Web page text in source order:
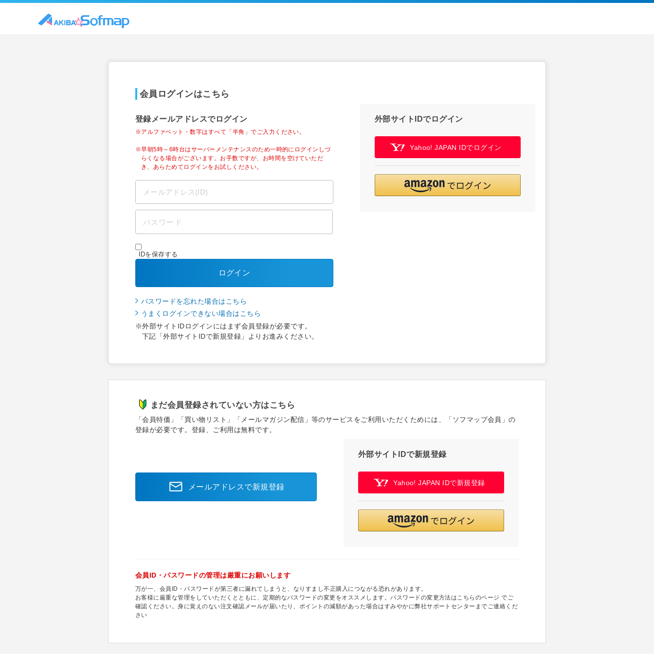
会員ログインはこちら
登録メールアドレスでログイン
※アルファベット・数字はすべて「半角」でご入力ください。
※早朝5時～6時台はサーバーメンテナンスのため一時的にログインしづ
らくなる場合がございます。お手数ですが、お時間を空けていただ
き、あらためてログインをお試しください。
IDを保存する
ログイン
パスワードを忘れた場合はこちら
うまくログインできない場合はこちら
※外部サイトIDログインにはまず会員登録が必要です。
下記「外部サイトIDで新規登録」よりお進みください。
外部サイトIDでログイン
Yahoo! JAPAN IDでログイン
まだ会員登録されていない方はこちら
「会員特価」「買い物リスト」「メールマガジン配信」等のサービスをご利用いただくためには、「ソフマップ会員」の
登録が必要です。登録、ご利用は無料です。
メールアドレスで新規登録
外部サイトIDで新規登録
Yahoo! JAPAN IDで新規登録
会員ID・パスワードの管理は厳重にお願いします
万が一、会員ID・パスワードが第三者に漏れてしまうと、なりすまし不正購入につながる恐れがあります。
お客様に厳重な管理をしていただくとともに、定期的なパスワードの変更をオススメします。パスワードの変更方法はこちらのページ でご
確認ください。身に覚えのない注文確認メールが届いたり、ポイントの減額があった場合はすみやかに弊社サポートセンターまでご連絡くだ
さい